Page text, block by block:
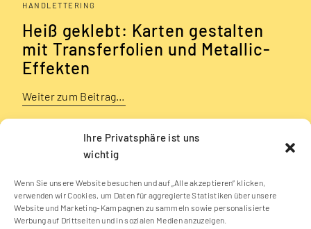
Ihre Privatsphäre ist uns
wichtig
Wenn Sie unsere Website besuchen und auf „Alle akzeptieren“ klicken,
verwenden wir Cookies, um Daten für aggregierte Statistiken über unsere
Website und Marketing-Kampagnen zu sammeln sowie personalisierte
Werbung auf Drittseiten und in sozialen Medien anzuzeigen.
HANDLETTERING
Heiß geklebt: Karten gestalten
mit Transferfolien und Metallic-
Effekten
Weiter zum Beitrag…
1 2 3 4